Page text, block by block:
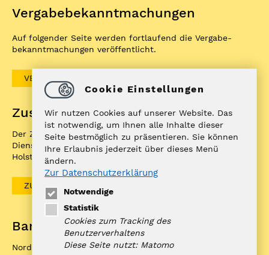
Vergabe­bekannt­machungen
Auf folgender Seite werden fortlaufend die Vergabe­
bekannt­machungen veröffentlicht.
VERGABEBEKANNTMACHUNGEN
Zuständigkeitenfinder
Der ZuFiSH ist ein Informations­portal rund um
Dienstleistungen, die die öffentliche Hand in Schleswig-
Holstein Ihnen als BürgerIn anbietet.
ZUFISH
Bankverbindung
Nord-Ostsee Sparkasse
Cookie Einstellungen
Wir nutzen Cookies auf unserer Website. Das
ist notwendig, um Ihnen alle Inhalte dieser
Seite bestmöglich zu präsentieren. Sie können
Ihre Erlaubnis jederzeit über dieses Menü
ändern.
Zur Datenschutzerklärung
Notwendige
Statistik
Cookies zum Tracking des
Benutzerverhaltens
Diese Seite nutzt: Matomo